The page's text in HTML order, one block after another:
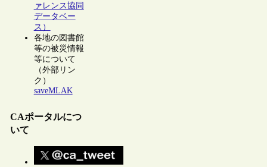
ァレンス協同
データベー
ス）
各地の図書館
等の被災情報
等について
（外部リン
ク）
saveMLAK
CAポータルにつ
いて